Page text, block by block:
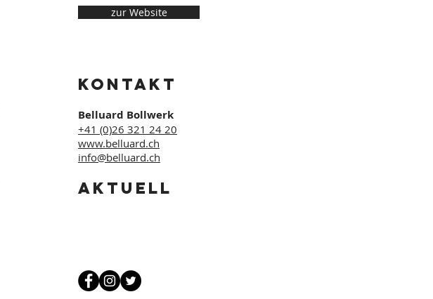
zur Website
KONTAKT
Belluard Bollwerk
+41 (0)26 321 24 20
www.belluard.ch
info@belluard.ch
AKTUELL